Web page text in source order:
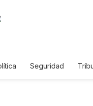
Seguridad